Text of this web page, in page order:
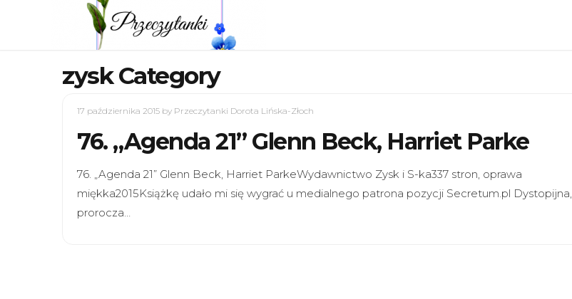
zysk Category
17 października 2015 by Przeczytanki Dorota Lińska-Złoch
76. „Agenda 21” Glenn Beck, Harriet Parke
76. „Agenda 21” Glenn Beck, Harriet ParkeWydawnictwo Zysk i S-ka337 stron, oprawa
miękka2015Książkę udało mi się wygrać u medialnego patrona pozycji Secretum.pl Dystopijna,
prorocza…